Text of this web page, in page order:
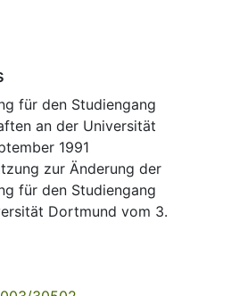
für den Studiengang
an der Universität
1991
zur Änderung der
für den Studiengang
Dortmund vom 3.